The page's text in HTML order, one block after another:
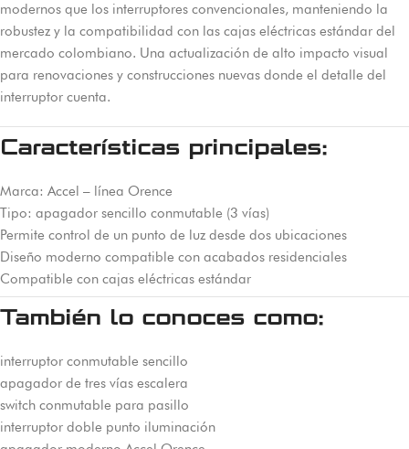
modernos que los interruptores convencionales, manteniendo la
robustez y la compatibilidad con las cajas eléctricas estándar del
mercado colombiano. Una actualización de alto impacto visual
para renovaciones y construcciones nuevas donde el detalle del
interruptor cuenta.
Características principales:
Marca: Accel – línea Orence
Tipo: apagador sencillo conmutable (3 vías)
Permite control de un punto de luz desde dos ubicaciones
Diseño moderno compatible con acabados residenciales
Compatible con cajas eléctricas estándar
También lo conoces como:
interruptor conmutable sencillo
apagador de tres vías escalera
switch conmutable para pasillo
interruptor doble punto iluminación